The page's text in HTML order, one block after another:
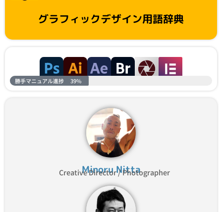
グラフィックデザイン用語辞典
勝手マニュアル進捗 39%
Minoru Nitta
Creative Director / Photographer